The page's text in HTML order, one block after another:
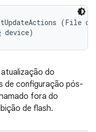
(File
device)
do
de configuração pós-
fora do
de flash.